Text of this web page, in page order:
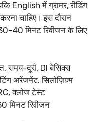
English में ग्रामर, रीडिंग
चाहिए। इस दौरान
मिनट रिवीजन के लिए
समय-दूरी, DI बेसिक्स
अरेंजमेंट, सिलोज़िज़्म
क्लोज टेस्ट
मिनट रिवीजन